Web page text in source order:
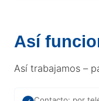
Así
Así trabajamos –